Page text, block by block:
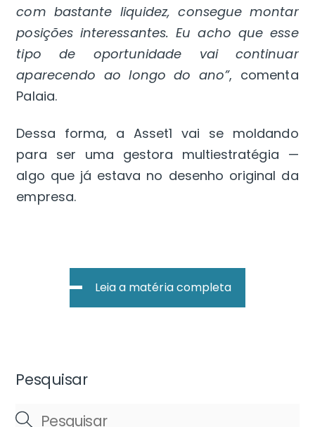
com bastante liquidez, consegue montar
posições interessantes. Eu acho que esse
tipo de oportunidade vai continuar
aparecendo ao longo do ano”, comenta
Palaia.
Dessa forma, a Asset1 vai se moldando
para ser uma gestora multiestratégia —
algo que já estava no desenho original da
empresa.
Leia a matéria completa
Pesquisar